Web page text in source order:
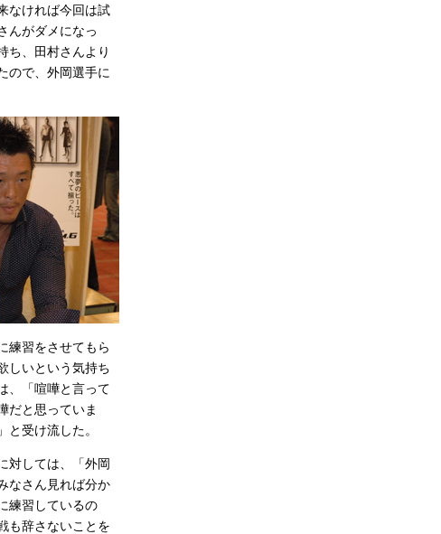
なければ今回は試
んがダメになっ
ち、田村さんより
ので、外岡選手に
練習をさせてもら
しいという気持ち
、「喧嘩と言って
だと思っていま
受け流した。
対しては、「外岡
なさん見れば分か
練習しているの
も辞さないことを